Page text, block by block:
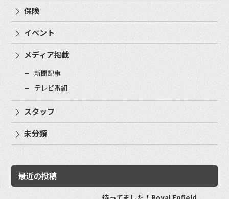
保険
イベント
メディア掲載
新聞記事
テレビ番組
スタッフ
未分類
最近の投稿